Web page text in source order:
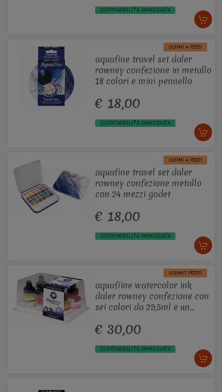
DISPONIBILITÀ IMMEDIATA
ULTIMI 4 PEZZI
aquafine travel set daler
rowney confezione in metallo
18 colori e mini pennello
€ 18,00
DISPONIBILITÀ IMMEDIATA
ULTIMI 4 PEZZI
aquafine travel set daler
rowney confezione metallo
con 24 mezzi godet
€ 18,00
DISPONIBILITÀ IMMEDIATA
ULTIMO PEZZO
aquafiine watercolor ink
daler rowney confezione con
sei colori da 29,5ml e un
€ 30,00
DISPONIBILITÀ IMMEDIATA